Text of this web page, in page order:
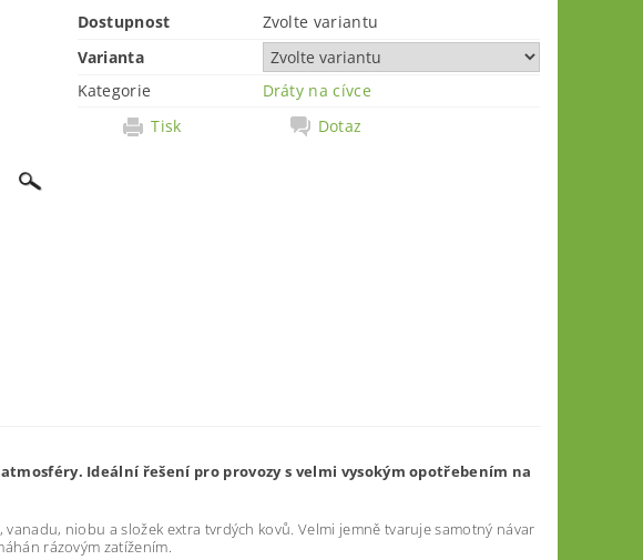
Dostupnost
Zvolte variantu
Varianta
Kategorie
Dráty na cívce
Tisk
Dotaz
atmosféry. Ideálnířešení pro provozys velmi vysokýmopotřebením na
niobu a složek extra tvrdých kovů. Velmi jemně tvaruje samotný návar
rázovým zatížením.